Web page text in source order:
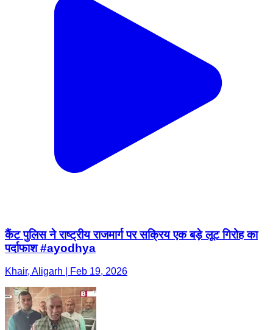
कैंट पुलिस ने राष्ट्रीय राजमार्ग पर सक्रिय एक बड़े लूट गिरोह का
पर्दाफाश #ayodhya
Khair, Aligarh | Feb 19, 2026